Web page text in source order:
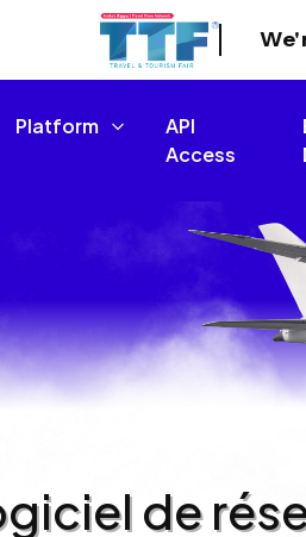
Platform
API
Access
de